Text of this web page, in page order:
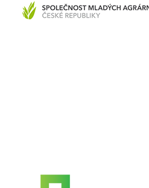
Společnost mladých agrárníků České